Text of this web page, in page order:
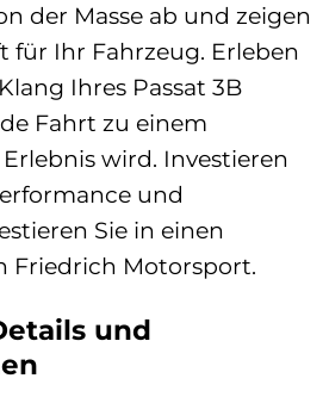
der Masse ab und zeigen
für Ihr Fahrzeug. Erleben
Ihres Passat 3B
Fahrt zu einem
wird. Investieren
und
Sie in einen
Friedrich Motorsport.
und